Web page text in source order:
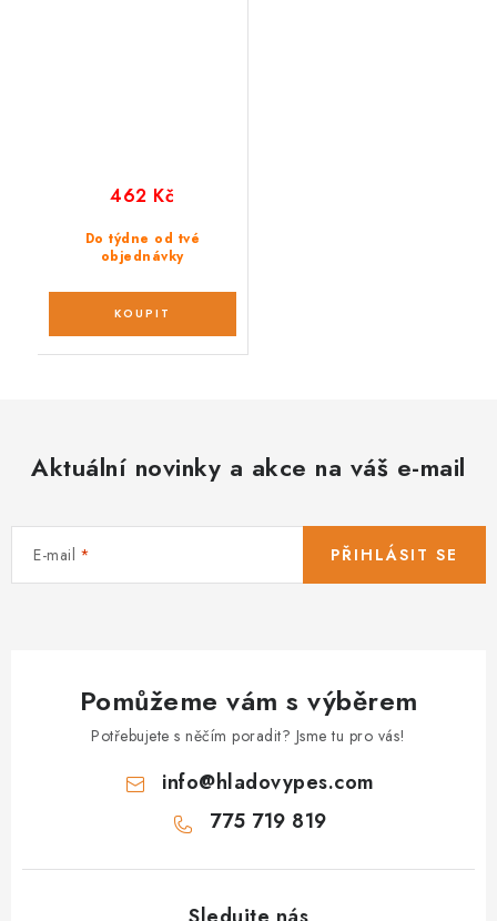
Do týdne od tvé
objednávky
462 Kč
Aktuální novinky a akce na váš e-mail
E-mail PŘIHLÁSIT SE
Pomůžeme vám s výběrem
Potřebujete s něčím poradit? Jsme tu pro vás!
info@hladovypes.com
775 719 819